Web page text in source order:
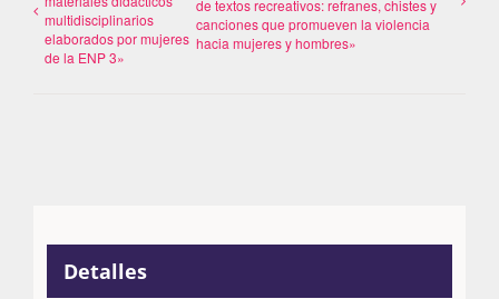
multidisciplinarios
elaborados por mujeres
de la ENP 3»
de textos recreativos: refranes, chistes y
canciones que promueven la violencia
hacia mujeres y hombres»
Detalles